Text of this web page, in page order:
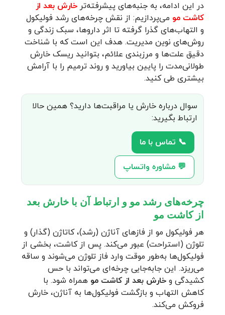
در این ادامه، به جنبه‌های پیشرفته‌ترخارش بعد از
کاشت مو می‌پردازیم: از نقش چرخه‌های رشد فولیکول
و التهاب‌های گذرا گرفته تا اثر داروها، سبک زندگی و
روش‌های نوین مدیریت. هدف این است که با شناخت
دقیق علت‌ها و مرزبندی علائم، بتوانید ریسک خارش
طولانی‌مدت را پایین بیاورید و روند ترمیم را با آرامش
بیشتری طی کنید.
سوال درباره خارش یا مراقبت‌ها دارید؟ همین حالا
ارتباط بگیرید:
📞 تماس با ما
💬 مشاوره واتساپ
چرخه‌های رشد مو و ارتباط آن با خارش بعد
از کاشت مو
هر فولیکول مو از فازهای آناژن (رشد)، کاتاژن (گذار) و
تلوژن (استراحت) عبور می‌کند. پس از کاشت، بخشی از
فولیکول‌ها به‌طور موقت وارد فاز تلوژن می‌شوند و ساقه
می‌ریزد. این جابه‌جایی چرخه‌ای می‌تواند با حس
کشیدگی وخارش بعد از کاشت مو همراه شود. با
کاهش التهاب و بازگشت فولیکول‌ها به آناژن، خارش
فروکش می‌کند.